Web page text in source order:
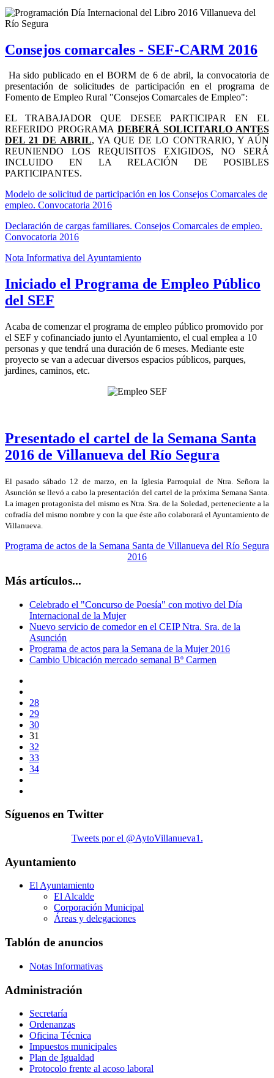
Consejos comarcales - SEF-CARM 2016
Ha sido publicado en el BORM de 6 de abril, la convocatoria de
presentación de solicitudes de participación en el programa de
Fomento de Empleo Rural "Consejos Comarcales de Empleo":
EL TRABAJADOR QUE DESEE PARTICIPAR EN EL
REFERIDO PROGRAMA DEBERÁ SOLICITARLO ANTES
DEL 21 DE ABRIL, YA QUE DE LO CONTRARIO, Y AÚN
REUNIENDO LOS REQUISITOS EXIGIDOS, NO SERÁ
INCLUIDO EN LA RELACIÓN DE POSIBLES
PARTICIPANTES.
Modelo de solicitud de participación en los Consejos Comarcales de
empleo. Convocatoria 2016
Declaración de cargas familiares. Consejos Comarcales de empleo.
Convocatoria 2016
Nota Informativa del Ayuntamiento
Iniciado el Programa de Empleo Público
del SEF
Acaba de comenzar el programa de empleo público promovido por
el SEF y cofinanciado junto el Ayuntamiento, el cual emplea a 10
personas y que tendrá una duración de 6 meses. Mediante este
proyecto se van a adecuar diversos espacios públicos, parques,
jardines, caminos, etc.
Presentado el cartel de la Semana Santa
2016 de Villanueva del Río Segura
El pasado sábado 12 de marzo, en la Iglesia Parroquial de Ntra. Señora la
Asunción se llevó a cabo la presentación del cartel de la próxima Semana Santa.
La imagen protagonista del mismo es Ntra. Sra. de la Soledad, perteneciente a la
cofradía del mismo nombre y con la que éste año colaborará el Ayuntamiento de
Villanueva.
Programa de actos de la Semana Santa de Villanueva del Río Segura
2016
Más artículos...
Celebrado el "Concurso de Poesía" con motivo del Día
Internacional de la Mujer
Nuevo servicio de comedor en el CEIP Ntra. Sra. de la
Asunción
Programa de actos para la Semana de la Mujer 2016
Cambio Ubicación mercado semanal Bº Carmen
28
29
30
31
32
33
34
Síguenos en Twitter
Tweets por el @AytoVillanueva1.
Ayuntamiento
El Ayuntamiento
El Alcalde
Corporación Municipal
Áreas y delegaciones
Tablón de anuncios
Notas Informativas
Administración
Secretaría
Ordenanzas
Oficina Técnica
Impuestos municipales
Plan de Igualdad
Protocolo frente al acoso laboral